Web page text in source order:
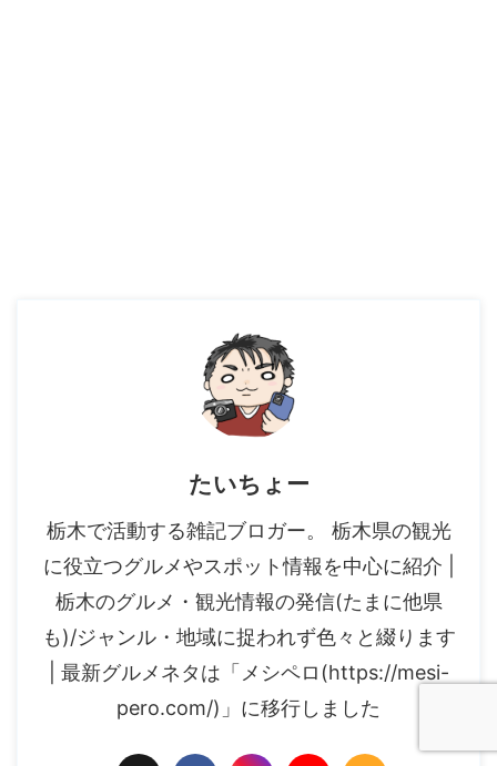
たいちょー
栃木で活動する雑記ブロガー。 栃木県の観光
に役立つグルメやスポット情報を中心に紹介 |
栃木のグルメ・観光情報の発信(たまに他県
も)/ジャンル・地域に捉われず色々と綴ります
| 最新グルメネタは「メシペロ(https://mesi-
pero.com/)」に移行しました